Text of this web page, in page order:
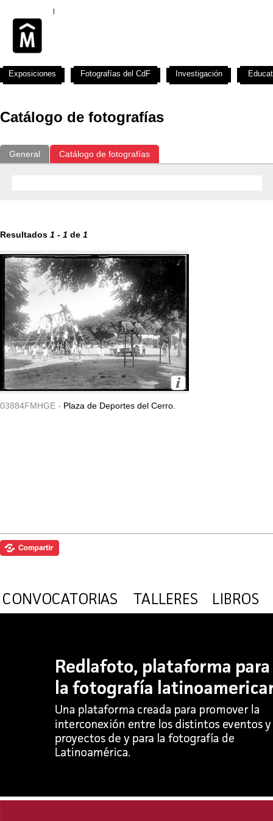
Catálogo de fotografías
General Catálogo de fotografías
Resultados 1 - 1 de 1
03884FMHGE - Plaza de Deportes del Cerro.
Exposiciones Fotografías del CdF Investigación